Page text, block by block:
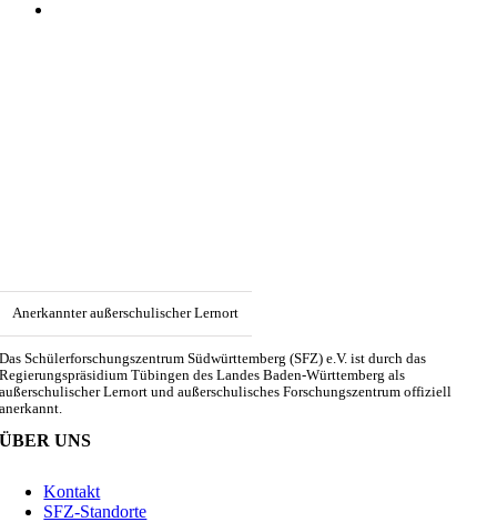
Anerkannter außerschulischer Lernort
Das Schülerforschungszentrum Südwürttemberg (SFZ) e.V. ist durch das
Regierungspräsidium Tübingen des Landes Baden-Württemberg als
außerschulischer Lernort und außerschulisches Forschungszentrum offiziell
anerkannt.
ÜBER UNS
Kontakt
SFZ-Standorte